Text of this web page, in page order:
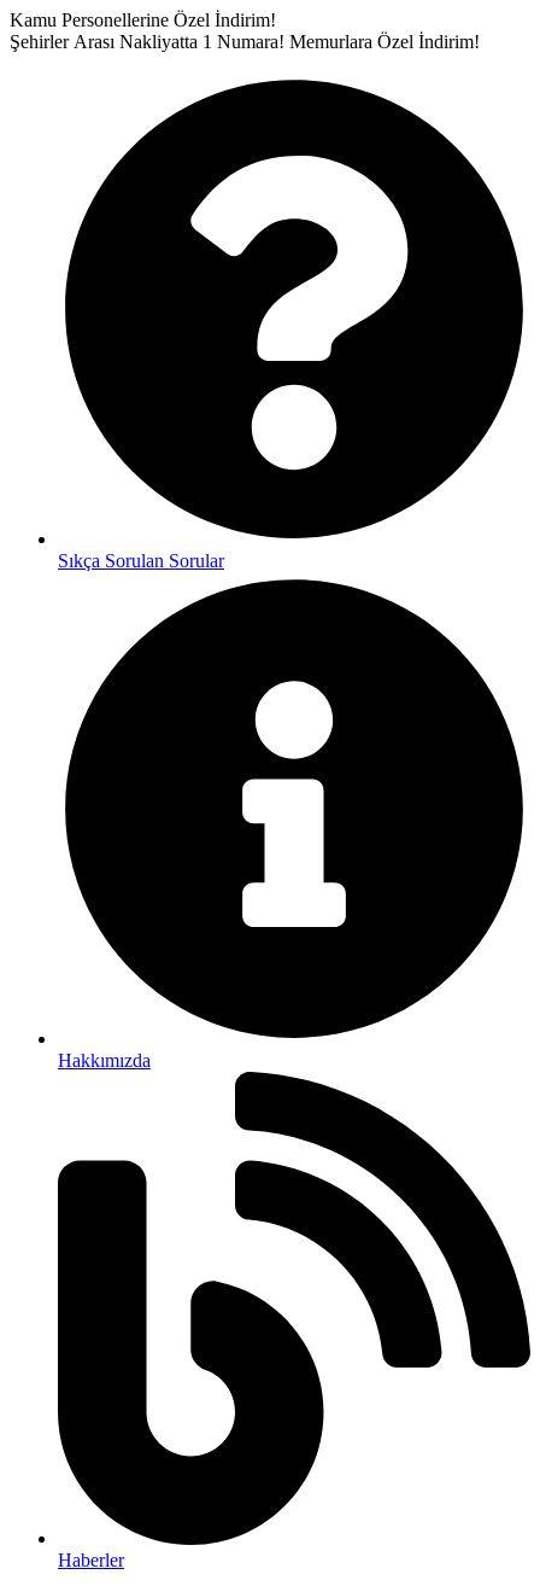
İçeriğe
atla
Kamu Personellerine Özel İndirim!
Şehirler Arası Nakliyatta 1 Numara! Memurlara Özel İndirim!
Sıkça Sorulan Sorular
Hakkımızda
Haberler